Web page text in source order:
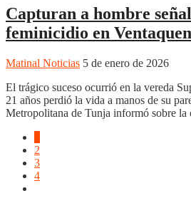
Capturan a hombre
feminicidio en
Matinal Noticias 5 de enero de 2026
El trágico suceso ocurrió en la vereda
21 años perdió la vida a manos de su
Metropolitana de Tunja informó sobre la
2
3
4